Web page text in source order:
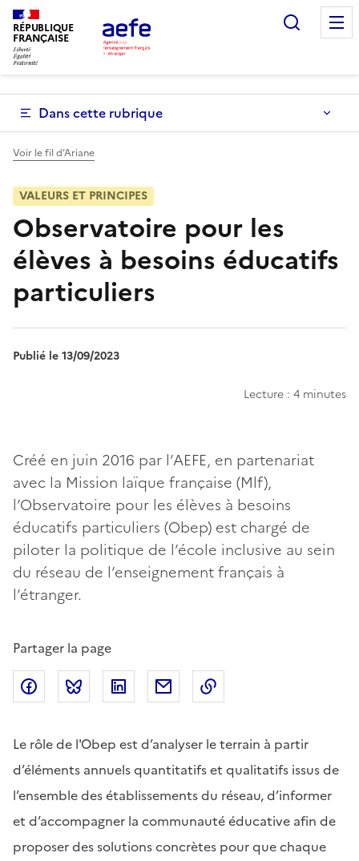
Aller
au
contenu
principal
RÉPUBLIQUE
FRANÇAISE
Dans cette rubrique
Voir le fil d’Ariane
VALEURS ET PRINCIPES
Observatoire pour les
élèves à besoins éducatifs
particuliers
Publié le 13/09/2023
Lecture : 4 minutes
Créé en juin 2016 par l’AEFE, en partenariat
avec la Mission laïque française (Mlf),
l’Observatoire pour les élèves à besoins
éducatifs particuliers (Obep) est chargé de
piloter la politique de l’école inclusive au sein
du réseau de l’enseignement français à
l’étranger.
Partager la page
Partager sur Facebook
Partager sur Bluesky
Partager sur LinkedIn
Partager par email
Le rôle de l'Obep est d’analyser le terrain à partir
d’éléments annuels quantitatifs et qualitatifs issus de
l’ensemble des établissements du réseau, d’informer
et d’accompagner la communauté éducative afin de
proposer des solutions concrètes pour que chaque